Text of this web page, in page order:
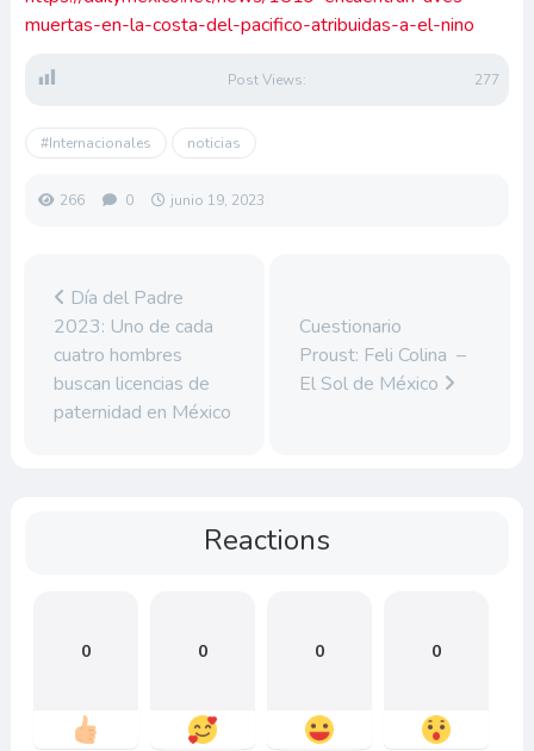
muertas-en-la-costa-del-pacifico-atribuidas-a-el-nino
Post Views: 277
#Internacionales noticias
266 0 junio 19, 2023
Día del Padre
2023: Uno de cada
cuatro hombres
buscan licencias de
paternidad en México
Cuestionario
Proust: Feli Colina –
El Sol de México
Reactions
0 0 0 0